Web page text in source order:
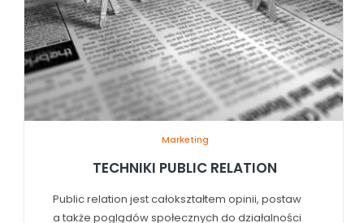
Marketing
TECHNIKI PUBLIC RELATION
Public relation jest całokształtem opinii, postaw
a także poglądów społecznych do działalności